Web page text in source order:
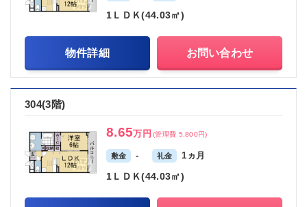
1ＬＤＫ(44.03㎡)
物件詳細 お問い合わせ
304(3階)
8.65万円 (管理費 5,800円)
敷金 - 礼金 1ヵ月
1ＬＤＫ(44.03㎡)